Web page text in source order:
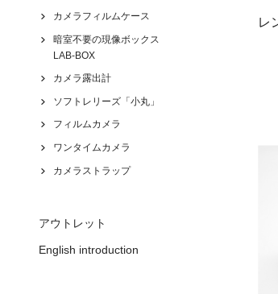
カメラフィルムケース
暗室不要の現像ボックス
LAB-BOX
カメラ露出計
ソフトレリーズ「小丸」
フィルムカメラ
ワンタイムカメラ
カメラストラップ
アウトレット
English introduction
レ